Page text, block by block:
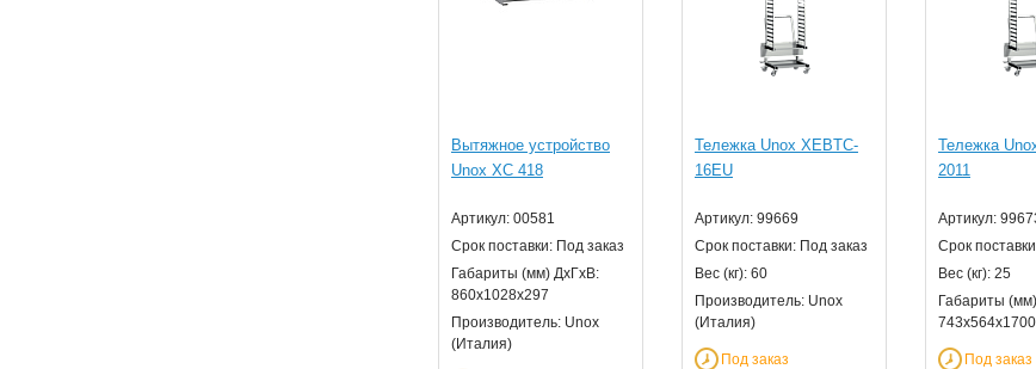
Вытяжное устройство
Unox XC 418
Артикул: 00581
Срок поставки: Под заказ
Габариты (мм) ДхГхВ:
860х1028х297
Производитель: Unox
(Италия)
Тележка Unox XEBTC-
16EU
Артикул: 99669
Срок поставки: Под заказ
Вес (кг): 60
Производитель: Unox
(Италия)
Под заказ
Тележка
2011
Артикул:
Срок
Вес (кг): 25
Габариты
743х564х1700
Под заказ